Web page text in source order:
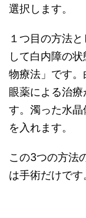
選択します。
１つ目の方法
して白内障の
物療法」です
眼薬による治
す。濁った水
を入れます。
この3つの方法
は手術だけです